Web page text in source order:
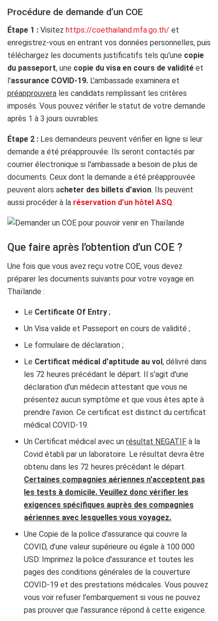
Procédure de demande d’un COE
Étape 1 : Visitez https://coethailand.mfa.go.th/ et
enregistrez-vous en entrant vos données personnelles, puis
téléchargez les documents justificatifs tels qu'une copie
du passeport, une copie du visa en cours de validité et
l'assurance COVID-19. L'ambassade examinera et
préapprouvera les candidats remplissant les critères
imposés. Vous pouvez vérifier le statut de votre demande
après 1 à 3 jours ouvrables.
Étape 2 : Les demandeurs peuvent vérifier en ligne si leur
demande a été préapprouvée. Ils seront contactés par
courrier électronique si l'ambassade a besoin de plus de
documents. Ceux dont la demande a été préapprouvée
peuvent alors acheter des billets d'avion. Ils peuvent
aussi procéder à la réservation d’un hôtel ASQ.
Que faire après l’obtention d’un COE ?
Une fois que vous avez reçu votre COE, vous devez
préparer les documents suivants pour votre voyage en
Thaïlande :
Le Certificate Of Entry ;
Un Visa valide et Passeport en cours de validité ;
Le formulaire de déclaration ;
Le Certificat médical d'aptitude au vol, délivré dans
les 72 heures précédant le départ. Il s'agit d'une
déclaration d'un médecin attestant que vous ne
présentez aucun symptôme et que vous êtes apte à
prendre l'avion. Ce certificat est distinct du certificat
médical COVID-19.
Un Certificat médical avec unrésultat NEGATIF à la
Covid établi par un laboratoire. Le résultat devra être
obtenu dans les 72 heures précédant le départ.
Certaines compagnies aériennes n'acceptent pas
les tests à domicile. Veuillez donc vérifier les
exigences spécifiques auprès des compagnies
aériennes avec lesquelles vous voyagez.
Une Copie de la police d'assurance qui couvre la
COVID, d’une valeur supérieure ou égale à 100 000
USD. Imprimez la police d'assurance et toutes les
pages des conditions générales de la couverture
COVID-19 et des prestations médicales. Vous pouvez
vous voir refuser l'embarquement si vous ne pouvez
pas prouver que l'assurance répond à cette exigence.